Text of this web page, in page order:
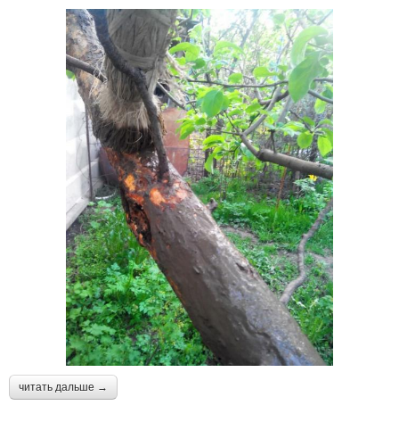
читать дальше →